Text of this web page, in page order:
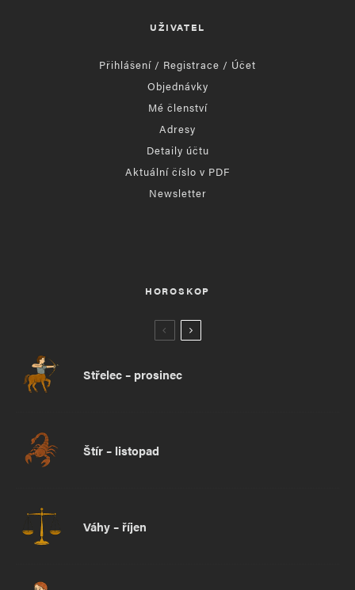
UŽIVATEL
Přihlášení / Registrace / Účet
Objednávky
Mé členství
Adresy
Detaily účtu
Aktuální číslo v PDF
Newsletter
HOROSKOP
Střelec – prosinec
Štír – listopad
Váhy – říjen